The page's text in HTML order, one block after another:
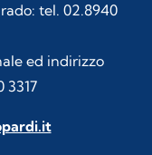
tel. 02.8940
ed indirizzo
3317